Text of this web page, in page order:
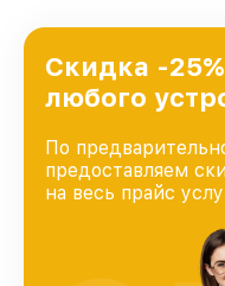
Скидка -
любого
По
предоставляем
на весь прайс